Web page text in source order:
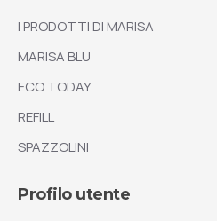
I PRODOTTI DI MARISA
MARISA BLU
ECO TODAY
REFILL
SPAZZOLINI
Profilo utente